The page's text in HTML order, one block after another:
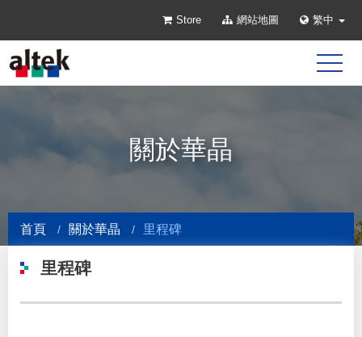
Store 網站地圖 繁中
關於華晶
首頁 關於華晶 里程碑
里程碑